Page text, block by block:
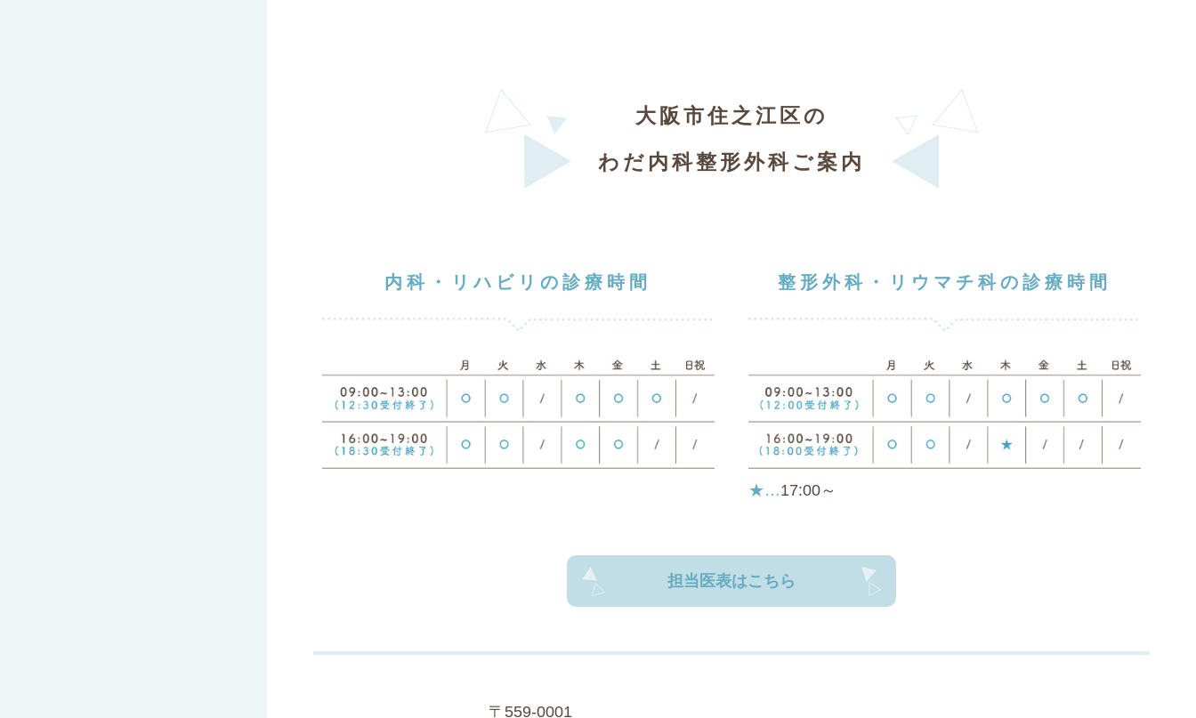
大阪市住之江区の
わだ内科整形外科ご案内
内科・リハビリの診療時間 整形外科・リウマチ科の診療時間
★…17:00～
担当医表はこちら
〒559-0001